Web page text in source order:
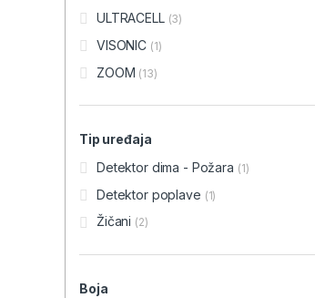
ULTRACELL (3)
VISONIC (1)
ZOOM (13)
Tip uređaja
Detektor dima - Požara (1)
Detektor poplave (1)
Žičani (2)
Boja